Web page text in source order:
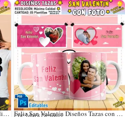
Diseños Love Parejas Camisetas Sublimación Feliz San Valentín Diseños Tazas con Foto
Por: Mark Designs